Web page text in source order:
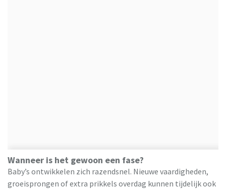
Wanneer is het gewoon een fase?
Baby’s ontwikkelen zich razendsnel. Nieuwe vaardigheden,
groeisprongen of extra prikkels overdag kunnen tijdelijk ook